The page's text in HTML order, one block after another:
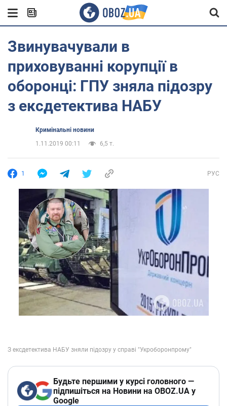
Звинувачували в
приховуванні корупції в
оборонці: ГПУ зняла підозру
з ексдетектива НАБУ
Кримінальні новини
1.11.2019 00:11
6,5 т.
1 РУС
Будьте першими у курсі головного —
підпишіться на Новини на OBOZ.UA у
Google